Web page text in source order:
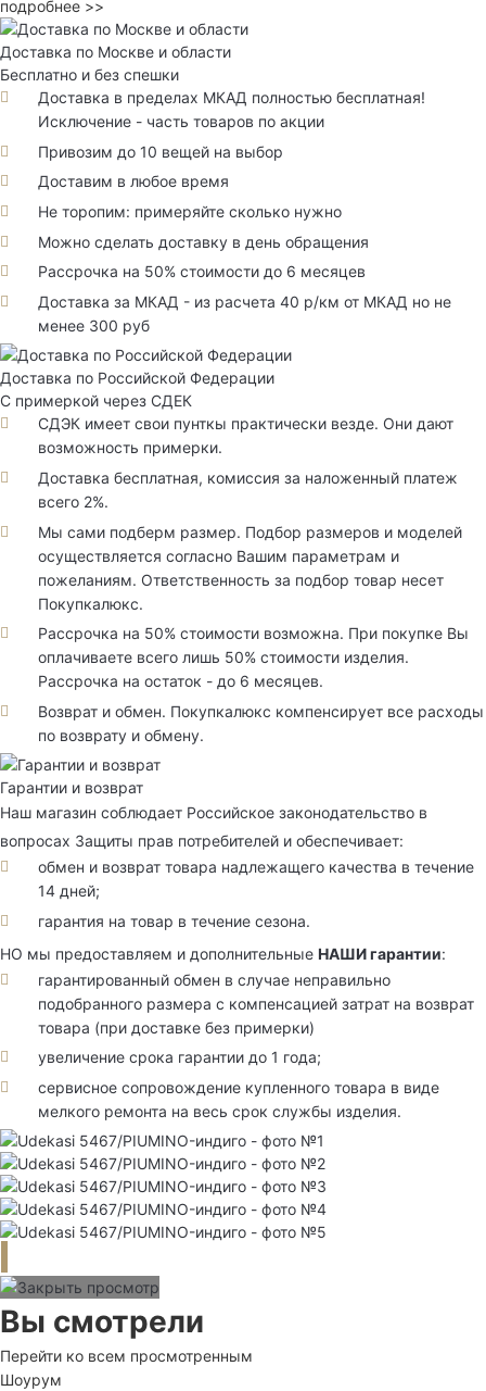
подробнее >>
Доставка по Москве и области
Бесплатно и без спешки
Доставка в пределах МКАД полностью бесплатная!
Исключение - часть товаров по акции
Привозим до 10 вещей на выбор
Доставим в любое время
Не торопим: примеряйте сколько нужно
Можно сделать доставку в день обращения
Рассрочка на 50% стоимости до 6 месяцев
Доставка за МКАД - из расчета 40 р/км от МКАД но не
менее 300 руб
Доставка по Российской Федерации
С примеркой через СДЕК
СДЭК имеет свои пунткы практически везде. Они дают
возможность примерки.
Доставка бесплатная, комиссия за наложенный платеж
всего 2%.
Мы сами подберм размер. Подбор размеров и моделей
осуществляется согласно Вашим параметрам и
пожеланиям. Ответственность за подбор товар несет
Покупкалюкс.
Рассрочка на 50% стоимости возможна. При покупке Вы
оплачиваете всего лишь 50% стоимости изделия.
Рассрочка на остаток - до 6 месяцев.
Возврат и обмен. Покупкалюкс компенсирует все расходы
по возврату и обмену.
Гарантии и возврат
Наш магазин соблюдает Российское законодательство в
вопросах Защиты прав потребителей и обеспечивает:
обмен и возврат товара надлежащего качества в течение
14 дней;
гарантия на товар в течение сезона.
НО мы предоставляем и дополнительные НАШИ гарантии:
гарантированный обмен в случае неправильно
подобранного размера с компенсацией затрат на возврат
товара (при доставке без примерки)
увеличение срока гарантии до 1 года;
сервисное сопровождение купленного товара в виде
мелкого ремонта на весь срок службы изделия.
Вы смотрели
Перейти ко всем просмотренным
Шоурум